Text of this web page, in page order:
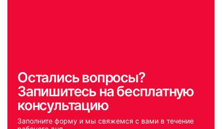
Остались вопросы?
Запишитесь на бесплатную
консультацию
Заполните форму и мы свяжемся с вами в течение